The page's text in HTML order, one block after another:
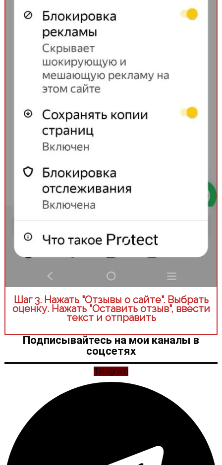
Шаг 3. Нажать "Отзывы о сайте". Выбрать
оценку. Нажать "Оставить отзыв", ввести
текст и отправить
Подписывайтесь на мои каналы в
соцсетях
Telegram